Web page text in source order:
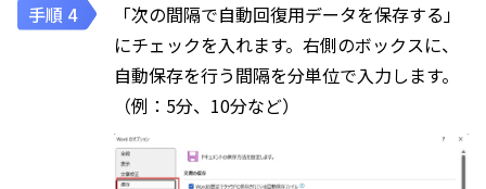
「次の間隔で自動回復用データを保存する」
にチェックを入れます。右側のボックスに、
自動保存を行う間隔を分単位で入力します。
（例：5分、10分など）